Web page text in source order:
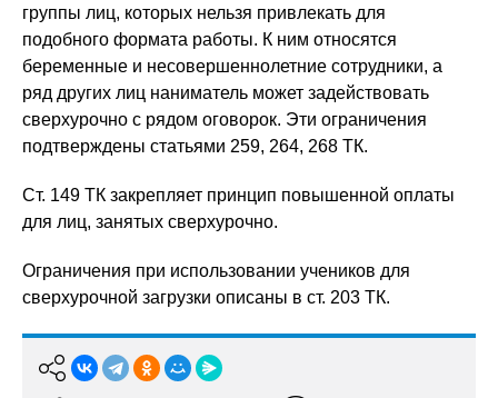
группы лиц, которых нельзя привлекать для
подобного формата работы. К ним относятся
беременные и несовершеннолетние сотрудники, а
ряд других лиц наниматель может задействовать
сверхурочно с рядом оговорок. Эти ограничения
подтверждены статьями 259, 264, 268 ТК.
Ст. 149 ТК закрепляет принцип повышенной оплаты
для лиц, занятых сверхурочно.
Ограничения при использовании учеников для
сверхурочной загрузки описаны в ст. 203 ТК.